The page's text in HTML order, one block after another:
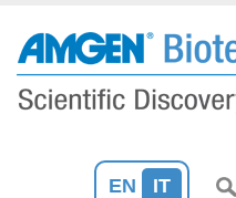
contenuto
principale
EN IT